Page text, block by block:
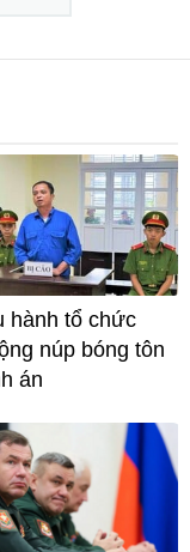
hành tổ chức
núp bóng tôn
án